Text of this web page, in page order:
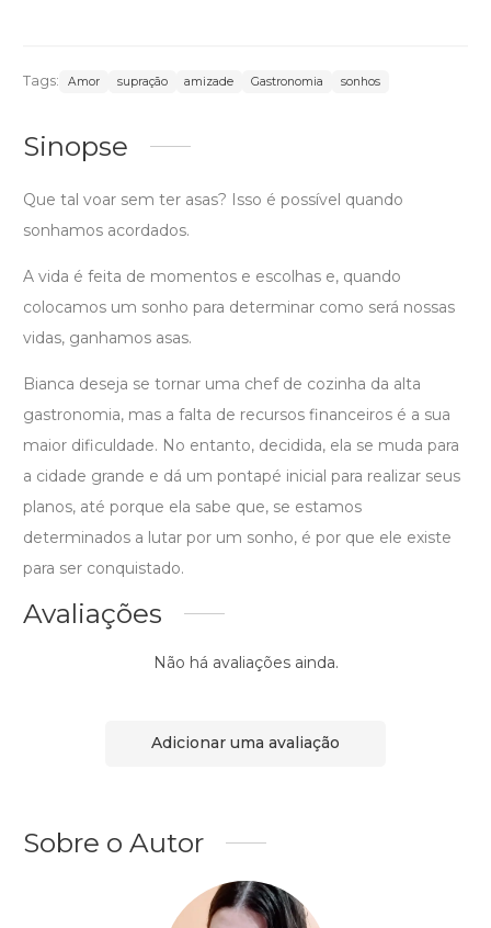
Tags: Amor supração amizade Gastronomia sonhos
Sinopse
Que tal voar sem ter asas? Isso é possível quando
sonhamos acordados.
A vida é feita de momentos e escolhas e, quando
colocamos um sonho para determinar como será nossas
vidas, ganhamos asas.
Bianca deseja se tornar uma chef de cozinha da alta
gastronomia, mas a falta de recursos financeiros é a sua
maior dificuldade. No entanto, decidida, ela se muda para
a cidade grande e dá um pontapé inicial para realizar seus
planos, até porque ela sabe que, se estamos
determinados a lutar por um sonho, é por que ele existe
para ser conquistado.
Avaliações
Não há avaliações ainda.
Adicionar uma avaliação
Sobre o Autor